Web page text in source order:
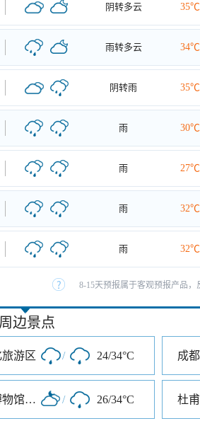
阴转多云 35℃
雨转多云 34℃
阴转雨 35℃
雨 30℃
雨 27℃
雨 32℃
雨 32℃
8-15天预报属于客观预报产品
周边景点
游区 / 24/34°C
成都武侯祠博物馆南门 / 26/34°C 杜